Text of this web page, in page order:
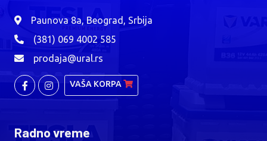
Paunova 8a, Beograd, Srbija
(381) 069 4002 585
prodaja@ural.rs
VAŠA KORPA
Radno vreme